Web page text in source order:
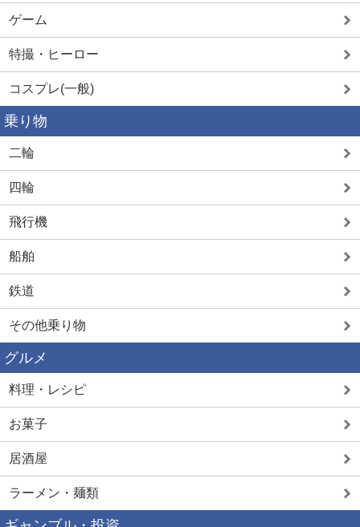
ゲーム
特撮・ヒーロー
コスプレ(一般)
乗り物
二輪
四輪
飛行機
船舶
鉄道
その他乗り物
グルメ
料理・レシピ
お菓子
居酒屋
ラーメン・麺類